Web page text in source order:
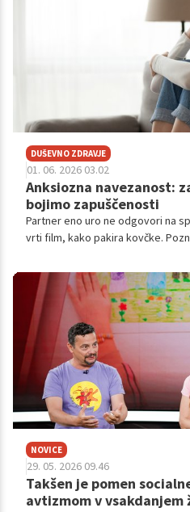
neformalnih skrbnikov, torej
večino skrbi prevzamejo brez
DUŠEVNO ZDRAVJE
01. 06. 2026 03.02
Anksiozna navezanost:
bojimo zapuščenosti
Partner eno uro ne odgovori na
vrti film, kako pakira kovčke.
NOVICE
29. 05. 2026 09.46
Takšen je pomen
avtizmom v vsakdanjem